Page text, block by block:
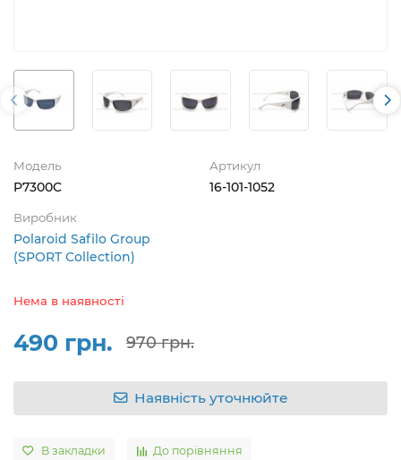
Модель
P7300C
Артикул
16-101-1052
Виробник
Polaroid Safilo Group
(SPORT Collection)
Нема в наявності
490 грн. 970 грн.
Наявність уточнюйте
В закладки До порівняння